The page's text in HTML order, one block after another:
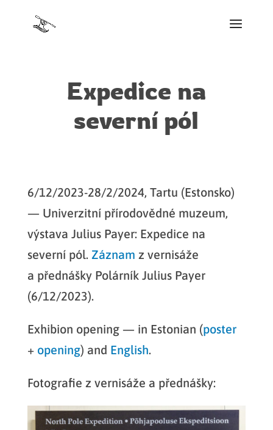
Expedice na
severní pól
6/12/2023-28/2/2024, Tartu (Estonsko)
— Univerzitní přírodovědné muzeum,
výstava Julius Payer: Expedice na
severní pól. Záznam z vernisáže
a přednášky Polárník Julius Payer
(6/12/2023).
Exhibion opening — in Estonian (poster
+ opening) and English.
Fotografie z vernisáže a přednášky: